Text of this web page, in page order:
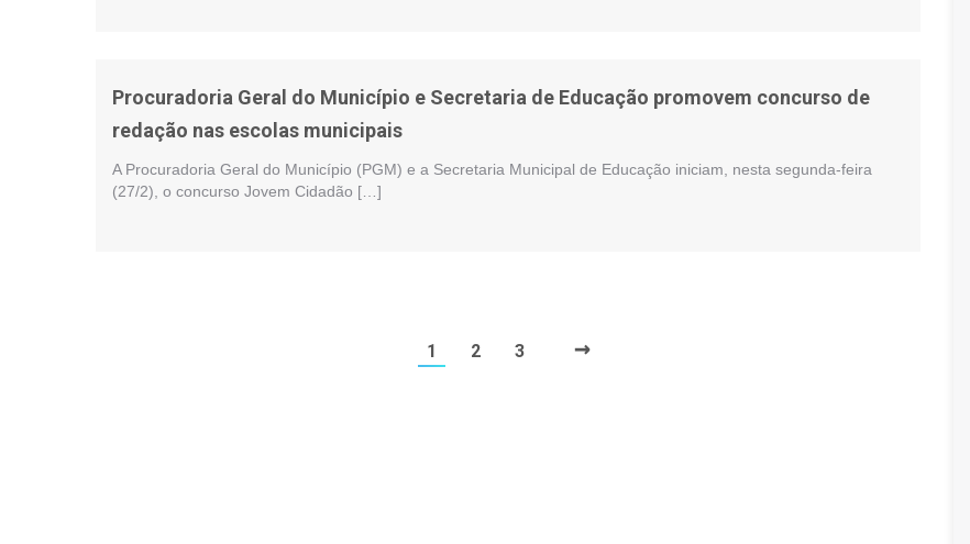
Procuradoria Geral do Município e Secretaria de Educação promovem concurso de
redação nas escolas municipais
A Procuradoria Geral do Município (PGM) e a Secretaria Municipal de Educação iniciam, nesta segunda-feira
(27/2), o concurso Jovem Cidadão […]
1 2 3 →